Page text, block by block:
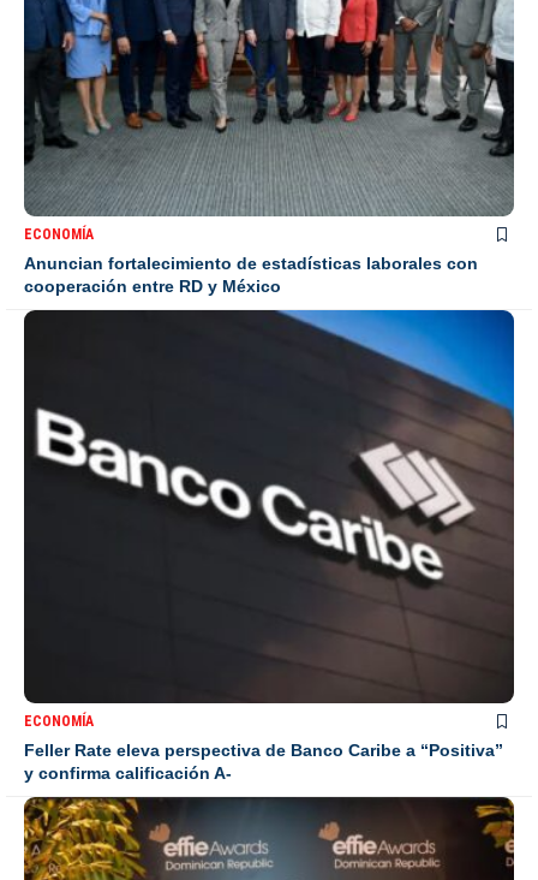
ECONOMÍA
Anuncian fortalecimiento de estadísticas laborales con
cooperación entre RD y México
ECONOMÍA
Feller Rate eleva perspectiva de Banco Caribe a “Positiva”
y confirma calificación A-